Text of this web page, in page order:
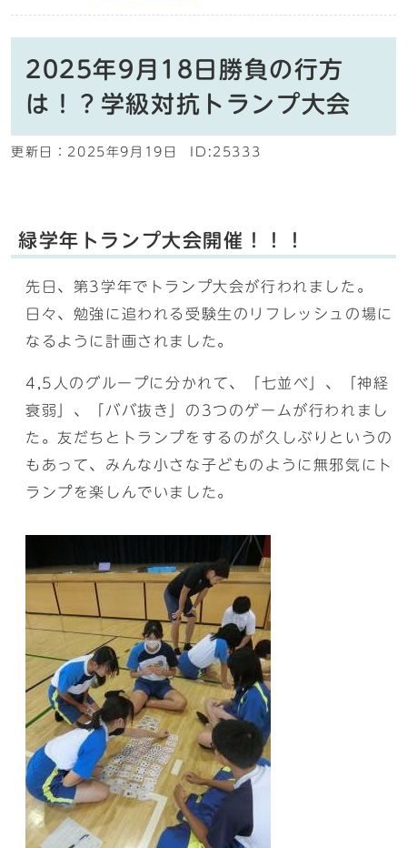
2025年9月18日勝負の行方
は！？学級対抗トランプ大会
更新日： 2025年9月19日 ID:25333
緑学年トランプ大会開催！！！
先日、第3学年でトランプ大会が行われました。
日々、勉強に追われる受験生のリフレッシュの場に
なるように計画されました。
4,5人のグループに分かれて、「七並べ」、「神経
衰弱」、「ババ抜き」の3つのゲームが行われまし
た。友だちとトランプをするのが久しぶりというの
もあって、みんな小さな子どものように無邪気にト
ランプを楽しんでいました。